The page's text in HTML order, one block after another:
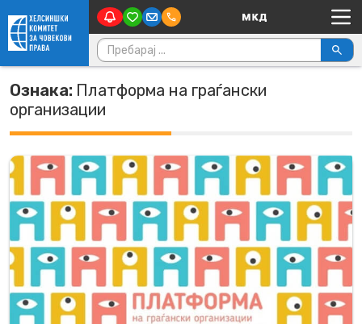
Skip to content Main Navigation
Пребарувај за:
Ознака: Платформа на граѓански
организации